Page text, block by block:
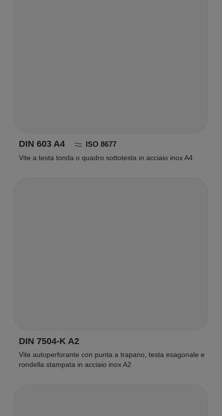
DIN 603 A4 ISO 8677
Vite a testa tonda o quadro sottotesta in acciaio inox A4
DIN 7504-K A2
Vite autoperforante con punta a trapano, testa esagonale e
rondella stampata in acciaio inox A2